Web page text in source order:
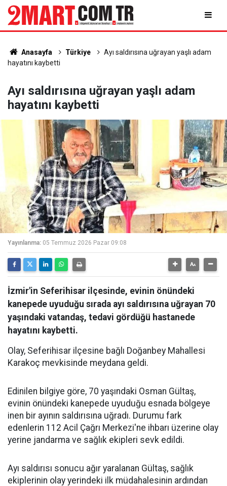
Anasayfa Türkiye
Ayı saldırısına uğrayan yaşlı adam
hayatını kaybetti
Ayı saldırısına uğrayan yaşlı adam
hayatını kaybetti
Yayınlanma: 05 Temmuz 2026 Pazar 09:08
İzmir'in Seferihisar ilçesinde, evinin önündeki
kanepede uyuduğu sırada ayı saldırısına uğrayan 70
yaşındaki vatandaş, tedavi gördüğü hastanede
hayatını kaybetti.
Olay, Seferihisar ilçesine bağlı Doğanbey Mahallesi
Karakoç mevkisinde meydana geldi.
Edinilen bilgiye göre, 70 yaşındaki Osman Gültaş,
evinin önündeki kanepede uyuduğu esnada bölgeye
inen bir ayının saldırısına uğradı. Durumu fark
edenlerin 112 Acil Çağrı Merkezi'ne ihbarı üzerine olay
yerine jandarma ve sağlık ekipleri sevk edildi.
Ayı saldırısı sonucu ağır yaralanan Gültaş, sağlık
ekiplerinin olay yerindeki ilk müdahalesinin ardından